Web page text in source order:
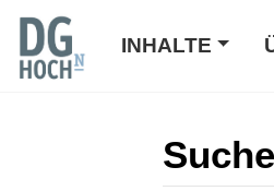
INHALTE